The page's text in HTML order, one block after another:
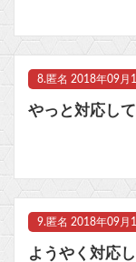
8. 匿名 2018年09月
やっと対応し
9. 匿名 2018年09月
ようやく対応し